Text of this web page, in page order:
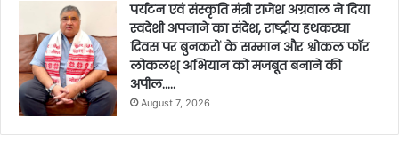
पर्यटन एवं संस्कृति मंत्री राजेश अग्रवाल ने दिया
स्वदेशी अपनाने का संदेश, राष्ट्रीय हथकरघा
दिवस पर बुनकरों के सम्मान और श्वोकल फॉर
लोकलश् अभियान को मजबूत बनाने की
अपील…..
August 7, 2026